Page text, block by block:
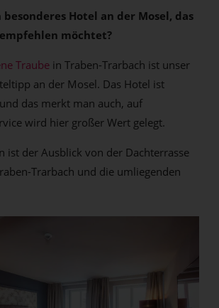
besonderes Hotel an der Mosel, das
möchtet?
Traube in Traben-Trarbach ist unser
an der Mosel. Das Hotel ist
das merkt man auch, auf
wird hier großer Wert gelegt.
ist der Ausblick von der Dachterrasse
Trarbach und die umliegenden